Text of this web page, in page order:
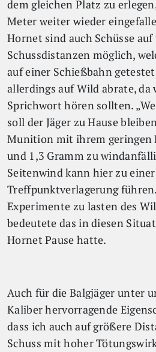
dem gleichen Platz zu
Meter weiter wieder
Hornet sind auch Schüsse
Schussdistanzen möglich,
auf einer Schießbahn
allerdings auf Wild abrate, da
Sprichwort hören sollten.
soll der Jäger zu Hause
Munition mit ihrem geringen
und 1,3 Gramm zu
Seitenwind kann hier zu einer
Treffpunktverlagerung
Experimente zu lasten des
bedeutete das in diesen
Hornet Pause hatte.
Auch für die Balgjäger unter
Kaliber hervorragende
dass ich auch auf größere
Schuss mit hoher